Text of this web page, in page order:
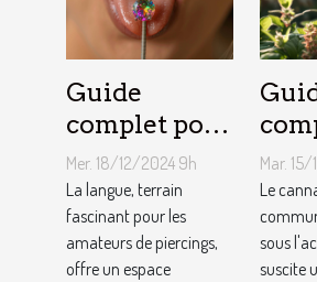
Guide
complet pour
choisir son
premier
piercing de
langue
Mer. 18/12/2024 9h
La langue, terrain
fascinant pour les
amateurs de piercings,
offre un espace
les
du
Mar.
Le
sous
suscite